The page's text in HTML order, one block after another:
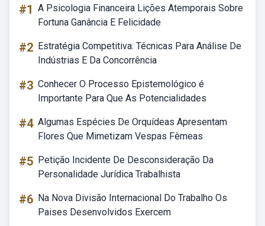
#1 A Psicologia Financeira Lições Atemporais Sobre
Fortuna Ganância E Felicidade
#2 Estratégia Competitiva: Técnicas Para Análise De
Indústrias E Da Concorrência
#3 Conhecer O Processo Epistemológico é
Importante Para Que As Potencialidades
#4 Algumas Espécies De Orquídeas Apresentam
Flores Que Mimetizam Vespas Fêmeas
#5 Petição Incidente De Desconsideração Da
Personalidade Jurídica Trabalhista
#6 Na Nova Divisão Internacional Do Trabalho Os
Paises Desenvolvidos Exercem